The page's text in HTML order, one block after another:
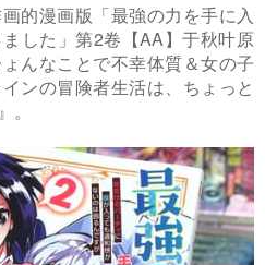
的漫画版「最強の力を手に入
した」第2卷【AA】于秋叶原
んなことで不幸体質＆女の子
ンの冒険者生活は、ちょっと